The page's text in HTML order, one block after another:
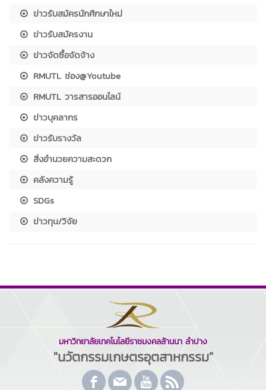
ข่าวรับสมัครนักศึกษาใหม่
ข่าวรับสมัครงาน
ข่าวจัดซื้อจัดจ้าง
RMUTL ช่อง@Youtube
RMUTL วารสารออนไลน์
ข่าวบุคลากร
ข่าวรับรางวัล
สิ่งอำนวยความสะดวก
คลังความรู้
SDGs
ข่าวทุน/วิจัย
มหาวิทยาลัยเทคโนโลยีราชมงคลล้านนา ลำปาง
"นวัตกรรมเกษตรอุตสาหกรรม"